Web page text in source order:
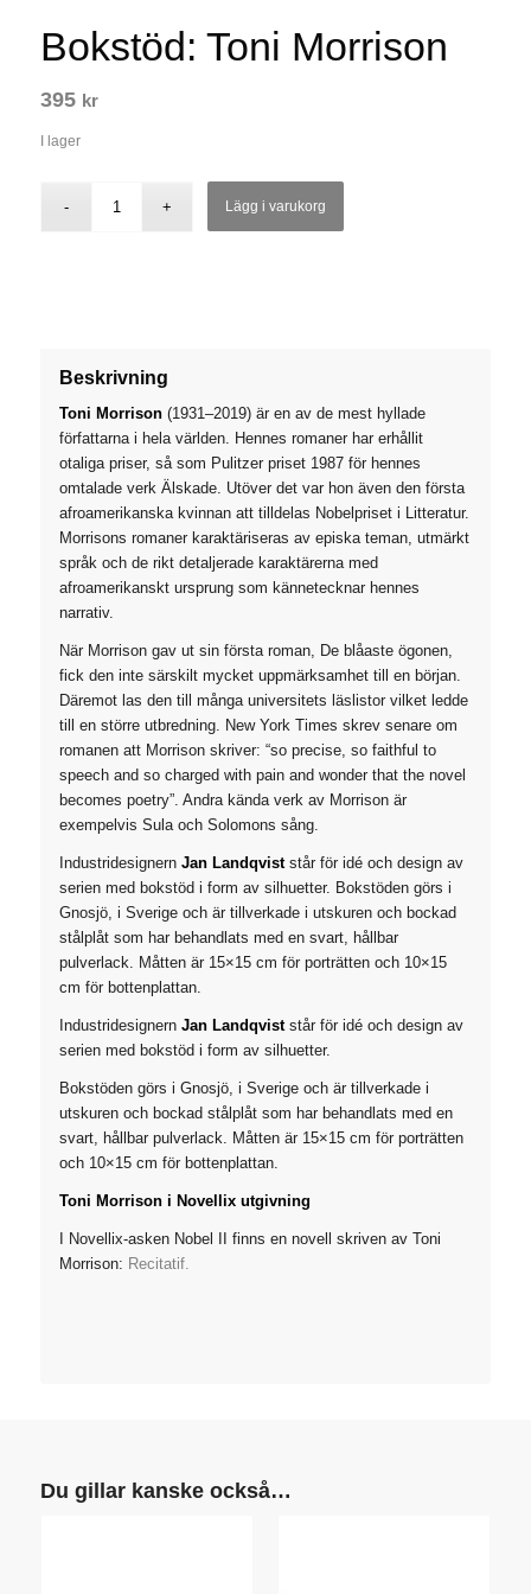
Bokstöd: Toni Morrison
395 kr
I lager
Lägg i varukorg
Beskrivning
Toni Morrison(1931–2019) är en av de mest hyllade
författarna i hela världen. Hennes romaner har erhållit
otaliga priser, så som Pulitzer priset 1987 för hennes
omtalade verk Älskade. Utöver det var hon även den första
afroamerikanska kvinnan att tilldelas Nobelpriset i Litteratur.
Morrisons romaner karaktäriseras av episka teman, utmärkt
språk och de rikt detaljerade karaktärerna med
afroamerikanskt ursprung som kännetecknar hennes
narrativ.
När Morrison gav ut sin första roman, De blåaste ögonen,
fick den inte särskilt mycket uppmärksamhet till en början.
Däremot las den till många universitets läslistor vilket ledde
till en större utbredning.
New York Times skrev senare om
romanen att Morrison skriver: “so precise, so faithful to
speech and so charged with pain and wonder that the novel
becomes poetry”. Andra kända verk av Morrison är
exempelvis Sulaoch Solomons sång.
Industridesignern Jan Landqvist står för idé och design av
serien med bokstöd i form av silhuetter. Bokstöden görs i
Gnosjö, i Sverige och är tillverkade i utskuren och bockad
stålplåt som har behandlats med en svart, hållbar
pulverlack. Måtten är 15×15 cm för porträtten och 10×15
cm för bottenplattan.
Industridesignern Jan Landqvist står för idé och design av
serien med bokstöd i form av silhuetter.
Bokstöden görs i Gnosjö, i Sverige och är tillverkade i
utskuren och bockad stålplåt som har behandlats med en
svart, hållbar pulverlack. Måtten är 15×15 cm för porträtten
och 10×15 cm för bottenplattan.
Toni Morrison i Novellix utgivning
I Novellix-asken Nobel II finns en novell skriven av Toni
Morrison: Recitatif.
Du gillar kanske också…